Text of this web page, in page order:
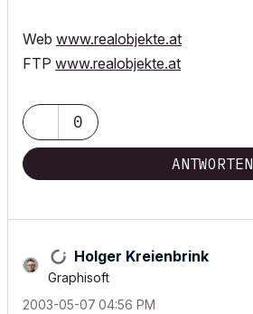
Web www.realobjekte.at
FTP www.realobjekte.at
0
ANTWORTEN
Holger Kreienbrink
Graphisoft
‎2003-05-07 04:56 PM